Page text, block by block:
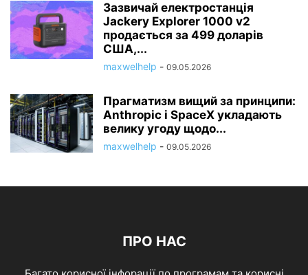
Зазвичай електростанція
Jackery Explorer 1000 v2
продається за 499 доларів
США,...
maxwelhelp - 09.05.2026
Прагматизм вищий за принципи:
Anthropic і SpaceX укладають
велику угоду щодо...
maxwelhelp - 09.05.2026
ПРО НАС